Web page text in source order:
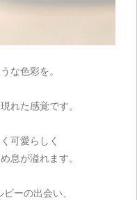
な色彩を。
れた感覚です。
可愛らしく
息が溢れます。
ーの出会い、